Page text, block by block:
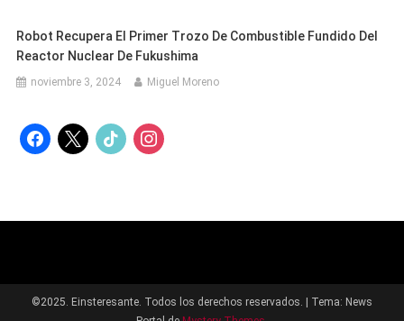
Robot Recupera El Primer Trozo De Combustible Fundido Del
Reactor Nuclear De Fukushima
noviembre 3, 2024 Miguel Moreno
facebook
x tiktok instagram
©2025. Einsteresante. Todos los derechos reservados.
Tema: News